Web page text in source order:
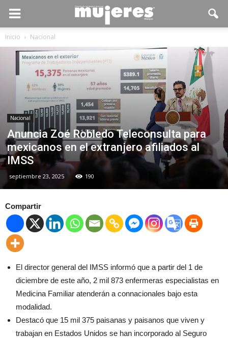
Inicio Nacional
Nacional
Anuncia Zoé Robledo Teleconsulta para
mexicanos en el extranjero afiliados al
IMSS
septiembre 23, 2025 190
Compartir
El director general del IMSS informó que a partir del 1 de
diciembre de este año, 2 mil 873 enfermeras especialistas en
Medicina Familiar atenderán a connacionales bajo esta
modalidad.
Destacó que 15 mil 375 paisanas y paisanos que viven y
trabajan en Estados Unidos se han incorporado al Seguro